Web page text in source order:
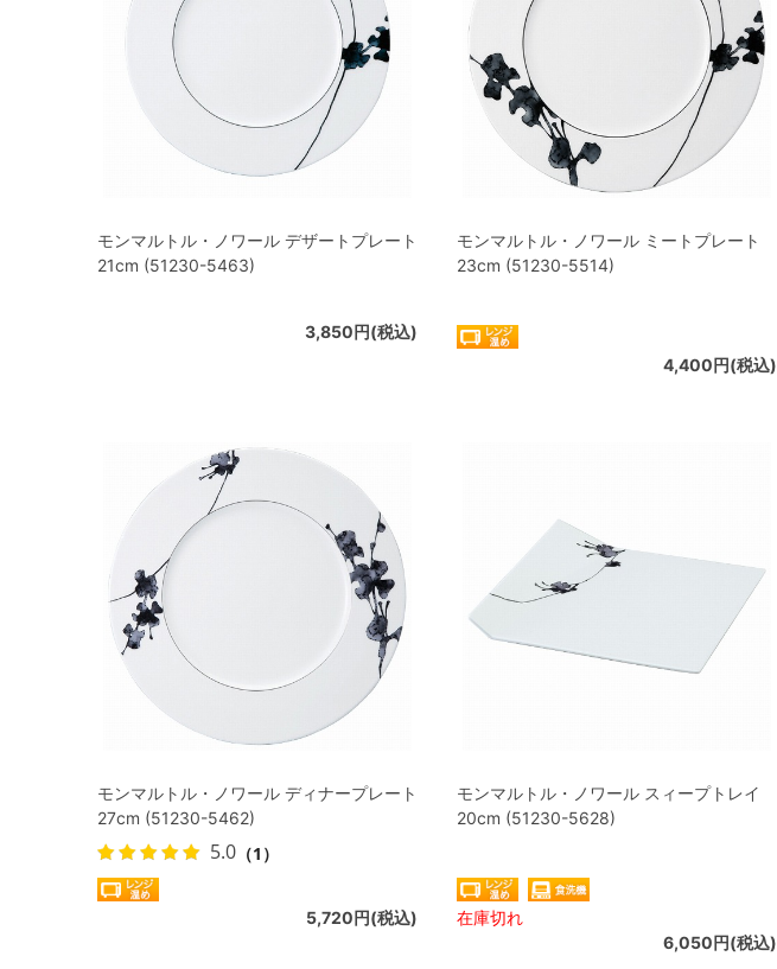
モンマルトル・ノワール デザートプレート
21cm (51230-5463)
3,850円(税込)
モンマルトル・ノワール ミートプレート
23cm (51230-5514)
4,400円(税込)
モンマルトル・ノワール ディナープレート
27cm (51230-5462)
5.0 （1）
5,720円(税込)
モンマルトル・ノワール スィープトレイ
20cm (51230-5628)
在庫切れ
6,050円(税込)